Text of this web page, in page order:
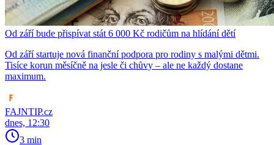
Od září bude přispívat stát 6 000 Kč rodičům na hlídání dětí
Od září startuje nová finanční podpora pro rodiny s malými dětmi.
Tisíce korun měsíčně na jesle či chůvy – ale ne každý dostane
maximum.
FAJNTIP.cz
dnes, 12:30
3 min